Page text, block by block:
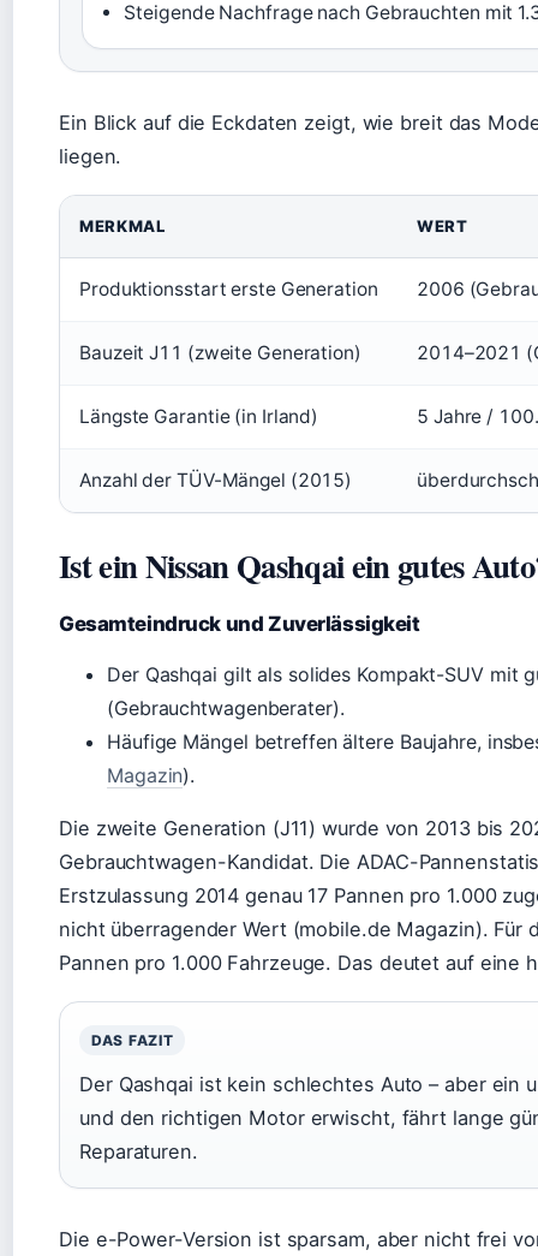
Steigende Nachfrage nach Gebrauchten mit
Ein Blick auf die Eckdaten zeigt, wie breit das
liegen.
MERKMAL WERT
Produktionsstart erste Generation 2006
Bauzeit J11 (zweite Generation) 2014–2021
Längste Garantie (in Irland) 5 Jahre /
Anzahl der TÜV-Mängel (2015)
Ist ein Nissan Qashqai ein gutes
Gesamteindruck und Zuverlässigkeit
Der Qashqai gilt als solides Kompakt-SUV mit
(Gebrauchtwagenberater).
Häufige Mängel betreffen ältere Baujahre,
Magazin).
Die zweite Generation (J11) wurde von 2013 bis
Gebrauchtwagen-Kandidat. Die ADAC-
Erstzulassung 2014 genau 17 Pannen pro 1.000
nicht überragender Wert (mobile.de Magazin). Für
Pannen pro 1.000 Fahrzeuge. Das deutet auf eine
DAS FAZIT
Der Qashqai ist kein schlechtes Auto – aber ein
und den richtigen Motor erwischt, fährt lange
Reparaturen.
Die e-Power-Version ist sparsam, aber nicht frei